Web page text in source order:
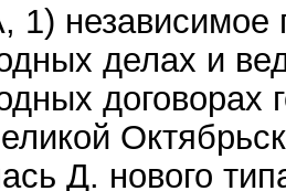
независимое
делах и
договорах
Д. нового